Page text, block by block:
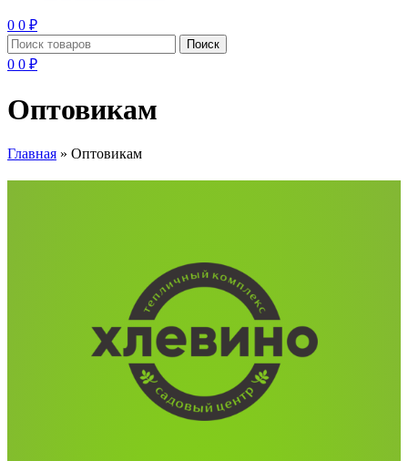
0 0 ₽
Поиск
0 0 ₽
Оптовикам
Главная » Оптовикам